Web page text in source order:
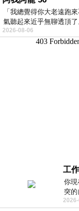
「我總覺得你大老遠跑
氣聽起來近乎無聊透頂
2026-08-06
工
你現
突
一步